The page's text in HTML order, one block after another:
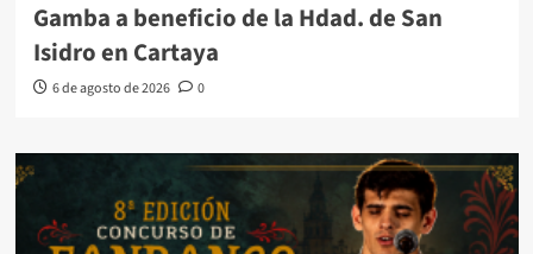
Gamba a beneficio de la Hdad. de San
Isidro en Cartaya
6 de agosto de 2026 0